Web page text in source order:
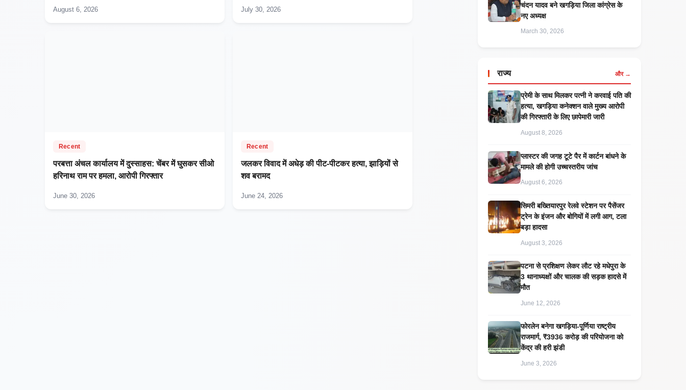
August 6, 2026 July 30, 2026
Recent
परबत्ता अंचल कार्यालय में दुस्साहस: चेंबर में घुसकर सीओ
हरिनाथ राम पर हमला, आरोपी गिरफ्तार
June 30, 2026
Recent
जलकर विवाद में अधेड़ की पीट-पीटकर हत्या, झाड़ियों से
शव बरामद
June 24, 2026
चंदन यादव बने खगड़िया जिला कांग्रेस के
नए अध्यक्ष
March 30, 2026
राज्य और →
प्रेमी के साथ मिलकर पत्नी ने करवाई पति की
हत्या, खगड़िया कनेक्शन वाले मुख्य आरोपी
की गिरफ्तारी के लिए छापेमारी जारी
August 8, 2026
प्लास्टर की जगह टूटे पैर में कार्टन बांधने के
मामले की होगी उच्चस्तरीय जांच
August 6, 2026
सिमरी बख्तियारपुर रेलवे स्टेशन पर पैसेंजर
ट्रेन के इंजन और बोगियों में लगी आग, टला
बड़ा हादसा
August 3, 2026
पटना से प्रशिक्षण लेकर लौट रहे मधेपुरा के
3 थानाध्यक्षों और चालक की सड़क हादसे में
मौत
June 12, 2026
​फोरलेन बनेगा खगड़िया-पूर्णिया राष्ट्रीय
राजमार्ग, ₹3936 करोड़ की परियोजना को
केंद्र की हरी झंडी
June 3, 2026